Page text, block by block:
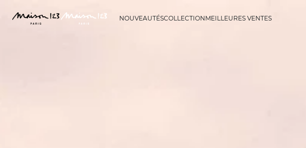
NOUVEAUTÉSCOLLECTIONMEILLEURES VENTES